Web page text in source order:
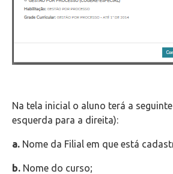
Na tela inicial o aluno terá a
esquerda para a direita):
a. Nome da Filial em que está
b. Nome do curso;